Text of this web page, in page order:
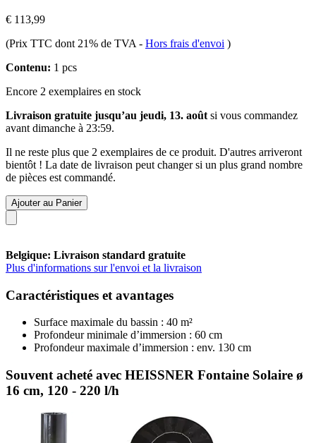
€ 113,99
(Prix TTC dont 21% de TVA - Hors frais d'envoi )
Contenu: 1 pcs
Encore 2 exemplaires en stock
Livraison gratuite jusqu’au jeudi, 13. août si vous commandez
avant dimanche à 23:59.
Il ne reste plus que 2 exemplaires de ce produit. D'autres arriveront
bientôt ! La date de livraison peut changer si un plus grand nombre
de pièces est commandé.
Ajouter au Panier
Belgique: Livraison standard gratuite
Plus d'informations sur l'envoi et la livraison
Caractéristiques et avantages
Surface maximale du bassin : 40 m²
Profondeur minimale d’immersion : 60 cm
Profondeur maximale d’immersion : env. 130 cm
Souvent acheté avec HEISSNER Fontaine Solaire ø
16 cm, 120 - 220 l/h